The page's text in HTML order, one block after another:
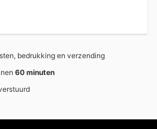
bedrukking en verzending
60 minuten